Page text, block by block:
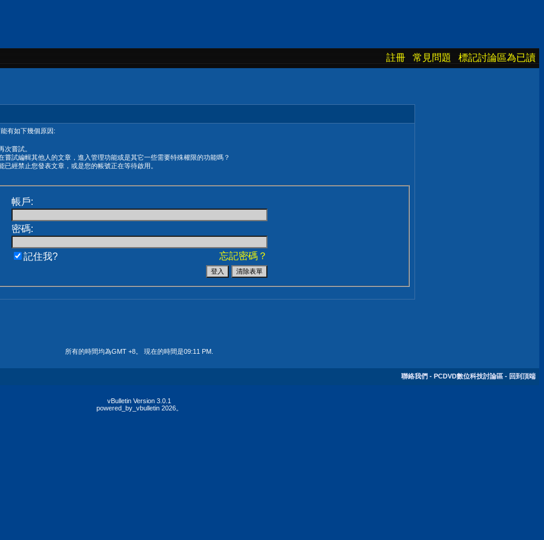
註冊 常見問題 標記討論區為已讀
有如下幾個原因:
次嘗試。
嘗試編輯其他人的文章，進入管理功能或是其它一些需要特殊權限的功能嗎？
經禁止您發表文章，或是您的帳號正在等待啟用。
帳戶:
密碼:
忘記密碼？
記住我?
所有的時間均為GMT +8。 現在的時間是09:11 PM
聯絡我們 - PCDVD數位科技討論區 - 回到頂端
vBulletin Version 3.0.1
powered_by_vbulletin 2026。